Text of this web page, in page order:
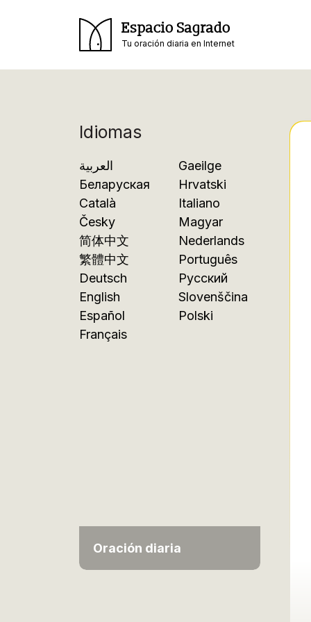
Espacio Sagrado
Tu oración diaria en Internet
Idiomas
العربية
Беларуская
Català
Česky
简体中文
繁體中文
Deutsch
English
Español
Français
Gaeilge
Hrvatski
Italiano
Magyar
Nederlands
Português
Русский
Slovenščina
Polski
Oración diaria